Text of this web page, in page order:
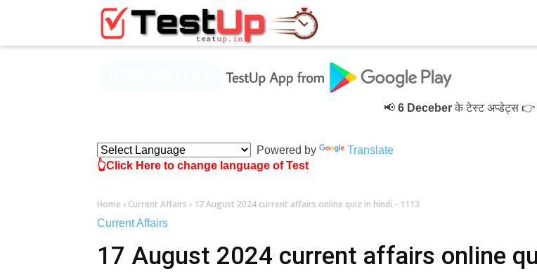
6 Deceberके टेस्ट अप्डेट्स 👉 ◆ करंट
Powered by
Translate
👆Click Here to change language of Test
Home › Current Affairs › 17 August 2024 current affairs online quiz in hindi - 1113
Current Affairs
17 August 2024 current affairs online